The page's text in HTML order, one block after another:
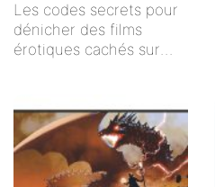
Les codes secrets pour
dénicher des films
érotiques cachés sur